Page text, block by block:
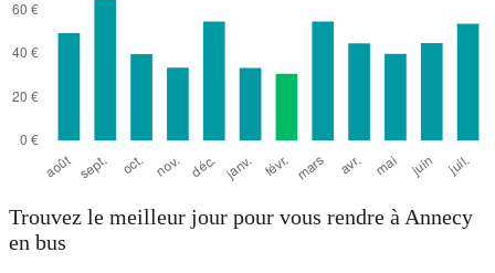
Trouvez le meilleur jour pour vous rendre à Annecy
en bus